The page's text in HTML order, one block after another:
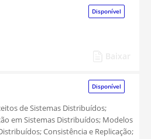
Disponível
Disponível
de Sistemas Distribuídos;
em Sistemas Distribuídos; Modelos
Consistência e Replicação;